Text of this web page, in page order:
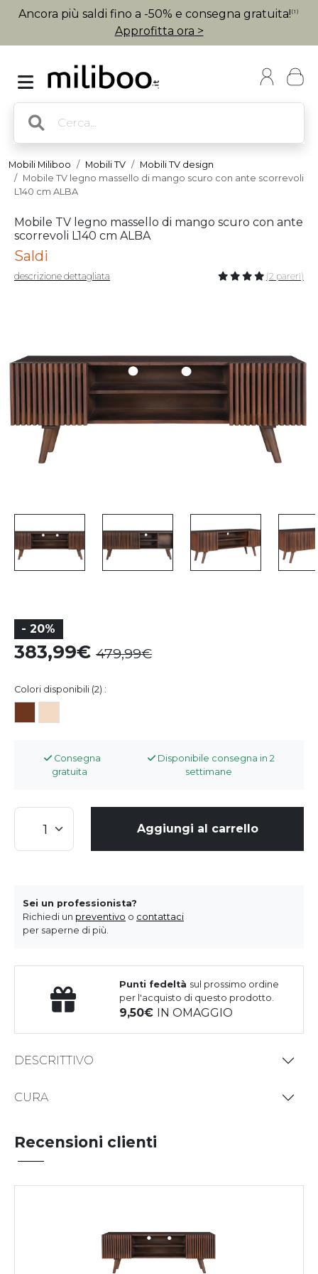
Ancora più saldi fino a -50% e consegna gratuita! (1)
Approfitta ora >
Mobili Miliboo Mobili TV
Mobili TV design
Mobile TV legno massello di mango scuro con ante scorrevoli
L140 cm ALBA
Mobile TV legno massello di mango scuro con ante
scorrevoli L140 cm ALBA
Saldi
descrizione dettagliata (2 pareri)
- 20%
383,99 479,99
Colori disponibili (2) :
Consegna
gratuita
Disponibile consegna in 2
settimane
Aggiungi al carrello
Sei un professionista?
Richiedi un preventivo o contattaci
per saperne di più.
Punti fedeltà sul prossimo ordine
per l'acquisto di questo prodotto.
9,50 IN OMAGGIO
DESCRITTIVO
CURA
Recensioni clienti